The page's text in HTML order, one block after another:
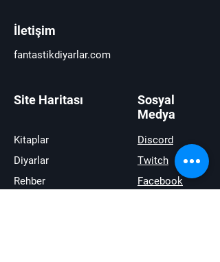
İletişim
fantastikdiyarlar.com
Site Haritası
Sosyal
Medya
Kitaplar
Diyarlar
Rehber
Discord
Twitch
Facebook